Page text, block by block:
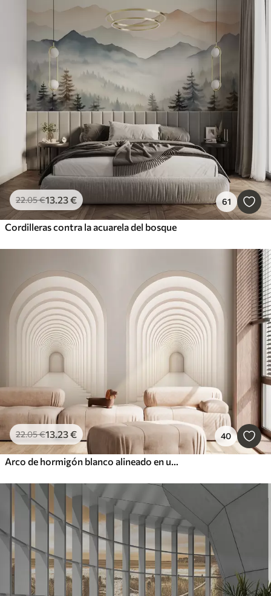
22.05€13.23€ 61
Cordilleras contra la acuarela del bosque
22.05€13.23€ 40
Arco de hormigón blanco alineado en una larga fila con luz